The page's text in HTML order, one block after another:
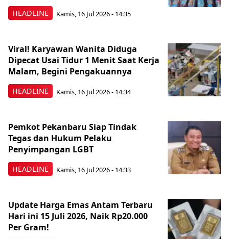
HEADLINE Kamis, 16 Jul 2026 - 14:35
HEADLINE
Viral! Karyawan Wanita Diduga
Dipecat Usai Tidur 1 Menit Saat Kerja
Malam, Begini Pengakuannya
Kamis, 16 Jul 2026 - 14:34
HEADLINE
Pemkot Pekanbaru Siap Tindak
Tegas dan Hukum Pelaku
Penyimpangan LGBT
Kamis, 16 Jul 2026 - 14:33
Update Harga Emas Antam Terbaru
Hari ini 15 Juli 2026, Naik Rp20.000
Per Gram!